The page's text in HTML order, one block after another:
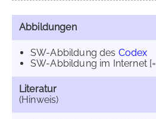
Abbildungen
SW-Abbildung des Codex
SW-Abbildung im Internet[=
Literatur
(Hinweis)